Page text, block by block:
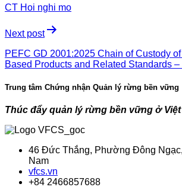
CT Hoi nghi mo
Next post
PEFC GD 2001:2025 Chain of Custody
Based Products and Related Standards
Trung tâm Chứng nhận Quản lý rừng bền vững
Thúc đẩy quản lý rừng bền vững ở
46 Đức Thắng, Phường Đông
Nam
vfcs.vn
+84 2466857688